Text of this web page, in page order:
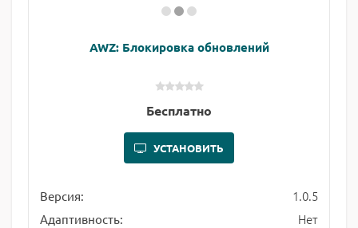
AWZ: Блокировка обновлений
Бесплатно
УСТАНОВИТЬ
Версия: 1.0.5
Адаптивность: Нет